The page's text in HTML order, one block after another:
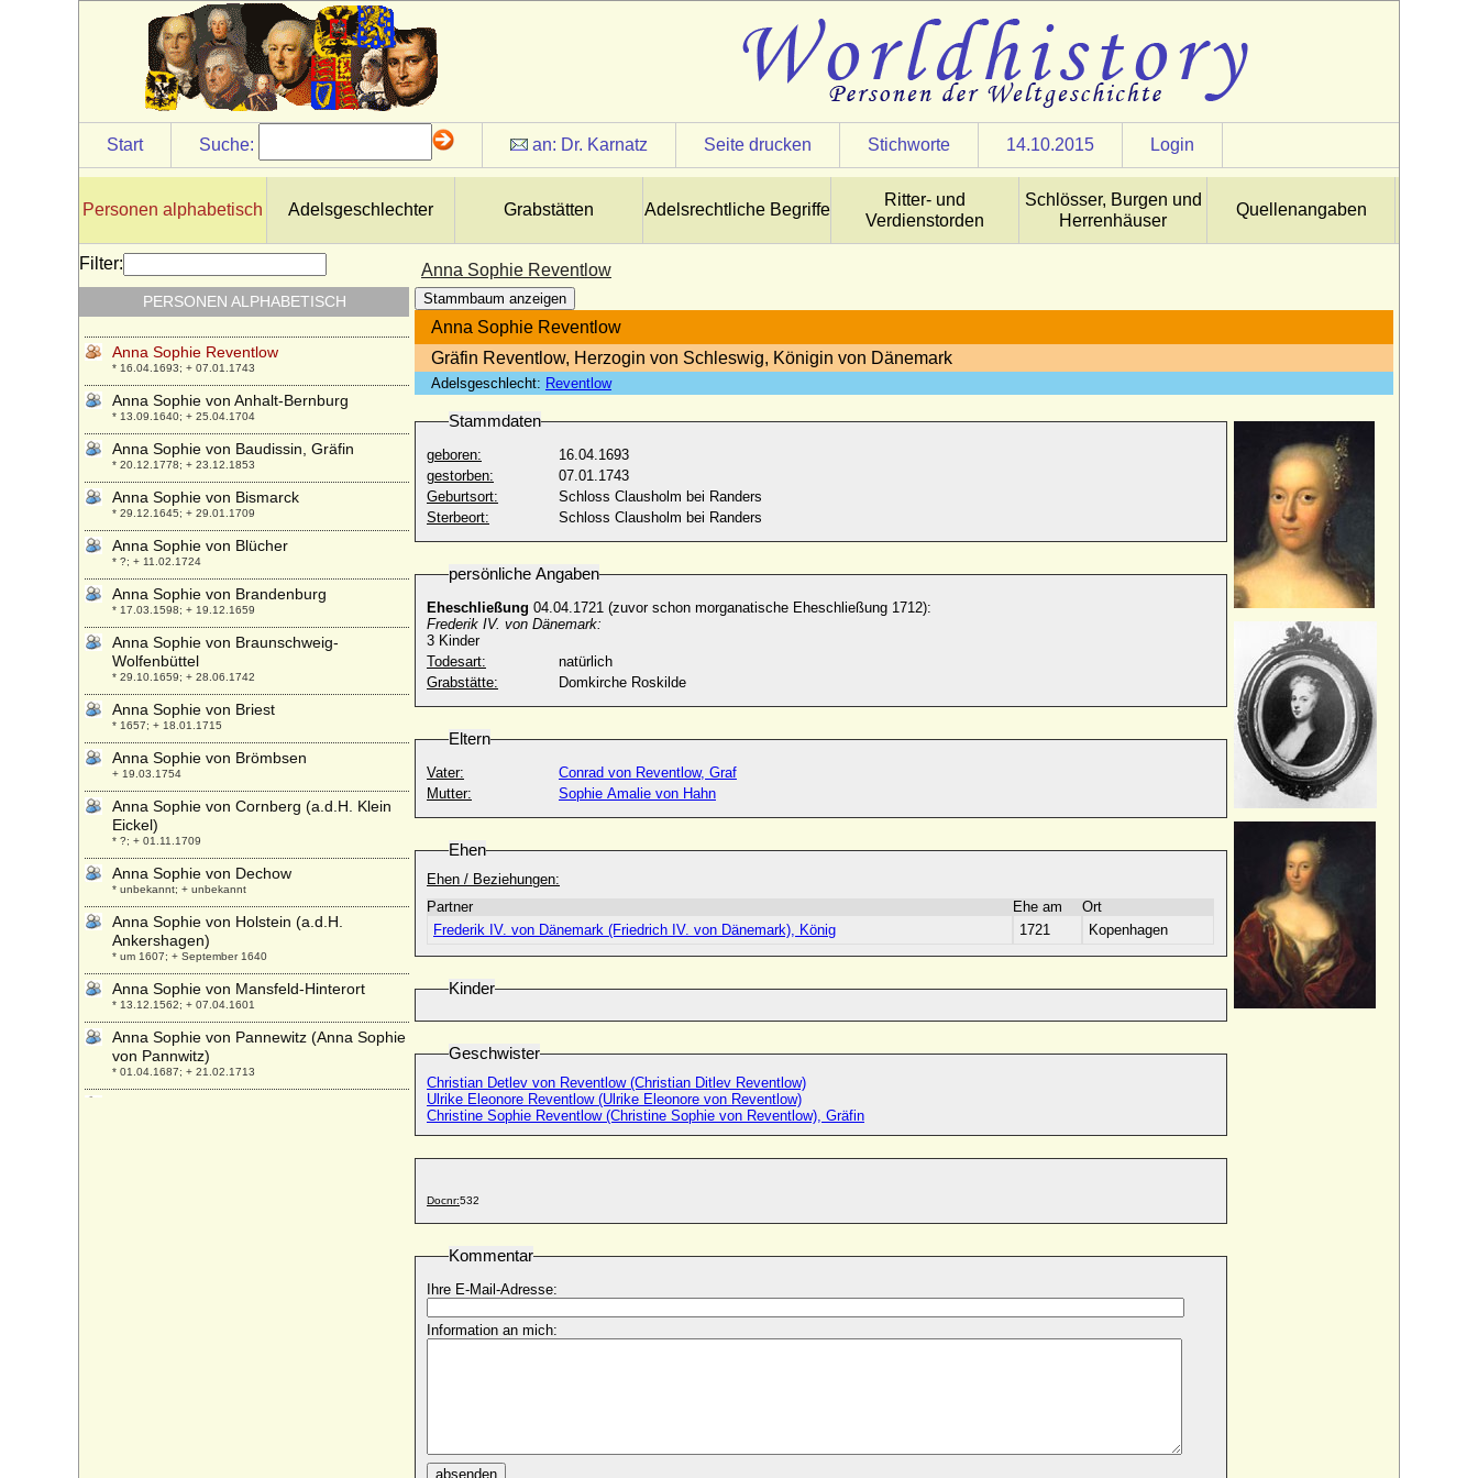
Start Suche: an: Dr. Karnatz Seite drucken Stichworte 14.10.2015 Login
Personen alphabetisch Adelsgeschlechter Grabstätten Adelsrechtliche Begriffe
Ritter- und
Verdienstorden
Schlösser, Burgen und
Herrenhäuser
Quellenangaben
Anna Sophie Reventlow
Stammbaum anzeigen
Anna Sophie Reventlow
Gräfin Reventlow, Herzogin von Schleswig, Königin von Dänemark
Adelsgeschlecht: Reventlow
Stammdaten
geboren:
16.04.1693
gestorben:
07.01.1743
Geburtsort:
Schloss Clausholm bei Randers
Sterbeort:
Schloss Clausholm bei Randers
persönliche Angaben
Eheschließung 04.04.1721 (zuvor schon morganatische Eheschließung 1712):
Frederik IV. von Dänemark:
3 Kinder
Todesart:
natürlich
Grabstätte:
Domkirche Roskilde
Eltern
Vater:
Conrad von Reventlow, Graf
Mutter:
Sophie Amalie von Hahn
Ehen
Ehen / Beziehungen:
Partner
Ehe am
Ort
Frederik IV. von Dänemark (Friedrich IV. von Dänemark), König
1721 Kopenhagen
Kinder
Geschwister
Christian Detlev von Reventlow (Christian Ditlev Reventlow)
Ulrike Eleonore Reventlow (Ulrike Eleonore von Reventlow)
Christine Sophie Reventlow (Christine Sophie von Reventlow), Gräfin
Docnr:532
Kommentar
Ihre E-Mail-Adresse:
Information an mich:
absenden
Filter:
PERSONEN ALPHABETISCH
* 03.02.1598; + 20.03.1641
Anna Sophia von Tresckow (a.d. H.
Lobeda)
* 15.11.1670; + 02.01.1735
Anna Sophie Charlotte von Brandenburg-
Schwedt (Sophie von Brandenburg-
Schwedt)
* 16.05.1740; + 31.08.1793
Fürstenau
* 12.11.1708; + 03.02.1759
Anna Sophie Ehrengart von Bülow
* 18.01.1731; + 03.11.1809
Anna Sophie Reventlow
* 16.04.1693; + 07.01.1743
Anna Sophie von Anhalt-Bernburg
* 13.09.1640; + 25.04.1704
Anna Sophie von Baudissin, Gräfin
* 20.12.1778; + 23.12.1853
Anna Sophie von Bismarck
* 29.12.1645; + 29.01.1709
Anna Sophie von Blücher
* ?; + 11.02.1724
Anna Sophie von Brandenburg
* 17.03.1598; + 19.12.1659
Anna Sophie von Braunschweig-
Wolfenbüttel
* 29.10.1659; + 28.06.1742
Anna Sophie von Briest
* 1657; + 18.01.1715
Anna Sophie von Brömbsen
+ 19.03.1754
Anna Sophie von Cornberg (a.d.H. Klein
Eickel)
* ?; + 01.11.1709
Anna Sophie von Dechow
* unbekannt; + unbekannt
Anna Sophie von Holstein (a.d.H.
Ankershagen)
* um 1607; + September 1640
Anna Sophie von Mansfeld-Hinterort
* 13.12.1562; + 07.04.1601
Anna Sophie von Pannewitz (Anna Sophie
von Pannwitz)
* 01.04.1687; + 21.02.1713